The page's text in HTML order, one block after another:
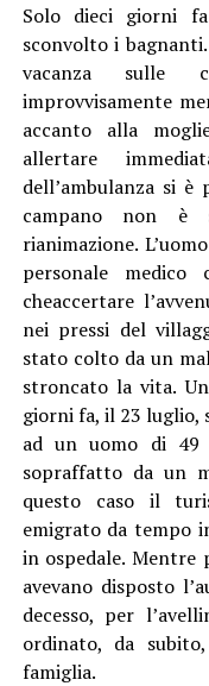
Solo dieci giorni
sconvolto i
vacanza sulle
improvvisamente
accanto alla
allertare
dell’ambulanza si
campano non è
rianimazione.
personale
cheaccertare
nei pressi del
stato colto da un
stroncato la vita.
giorni fa, il 23 luglio,
ad un uomo di 49
sopraffatto da un
questo caso il
emigrato da tempo
in ospedale.
avevano disposto
decesso, per
ordinato, da subito,
famiglia.